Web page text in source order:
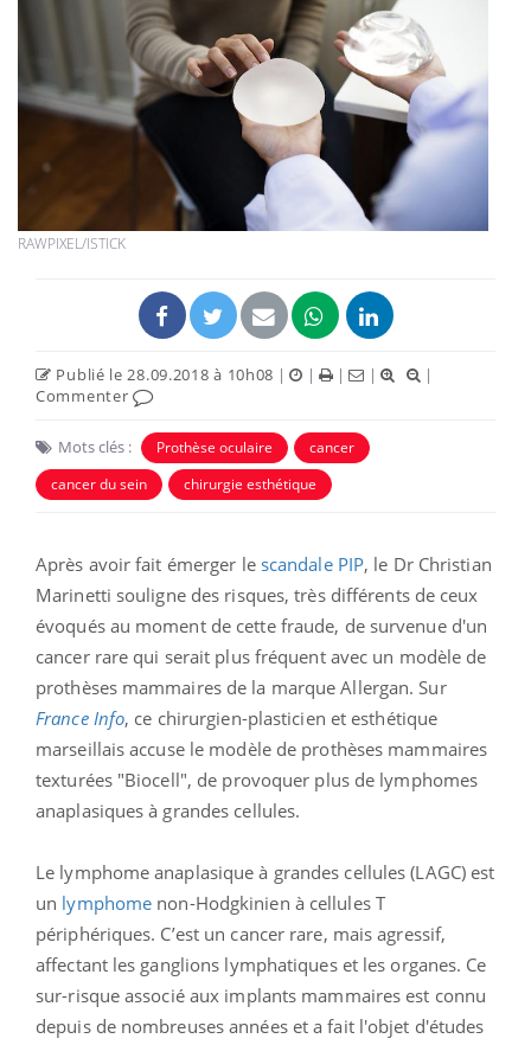
RAWPIXEL/ISTICK
Publié le 28.09.2018 à 10h08 | | | |
|
Commenter
Mots clés : Prothèse oculaire
cancer
cancer du sein
chirurgie esthétique
Après avoir fait émerger le scandale PIP, le Dr Christian
Marinetti souligne des risques, très différents de ceux
évoqués au moment de cette fraude, de survenue d'un
cancer rare qui serait plus fréquent avec un modèle de
prothèses mammaires de la marque Allergan. Sur
France Info, ce chirurgien-plasticien et esthétique
marseillais accuse le modèle de prothèses mammaires
texturées "Biocell", de provoquer plus de lymphomes
anaplasiques à grandes cellules.
Le lymphome anaplasique à grandes cellules (LAGC) est
un lymphome non-Hodgkinien à cellules T
périphériques. C’est un cancer rare, mais agressif,
affectant les ganglions lymphatiques et les organes. Ce
sur-risque associé aux implants mammaires est connu
depuis de nombreuses années et a fait l'objet d'études